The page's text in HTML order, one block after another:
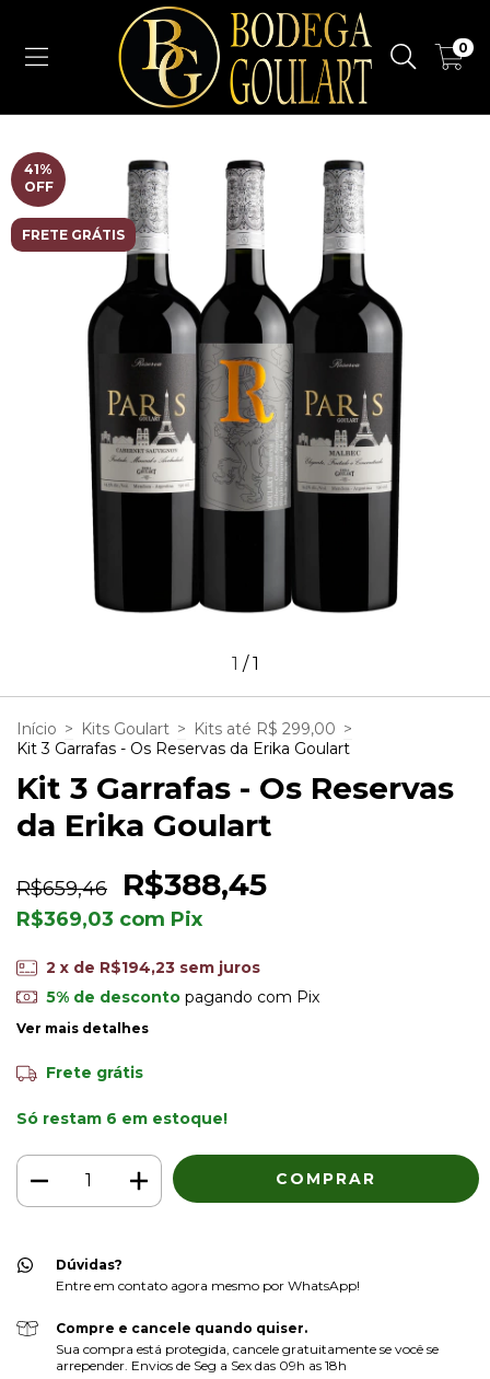
0
41%
OFF
FRETE GRÁTIS
1 /1
Início > Kits Goulart > Kits até R$ 299,00 >
Kit 3 Garrafas - Os Reservas da Erika Goulart
Kit 3 Garrafas - Os Reservas
da Erika Goulart
R$659,46 R$388,45
R$369,03 com Pix
2 x de R$194,23 sem juros
5% de descontopagando com Pix
Ver mais detalhes
Frete grátis
Só restam 6 em estoque!
Dúvidas?
Entre em contato agora mesmo por WhatsApp!
Compre e cancele quando quiser.
Sua compra está protegida, cancele gratuitamente se você se
arrepender. Envios de Seg a Sex das 09h as 18h